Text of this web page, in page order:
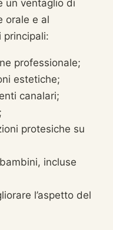
un ventaglio di
orale e al
principali:
professionale;
estetiche;
canalari;
protesiche su
incluse
l’aspetto del